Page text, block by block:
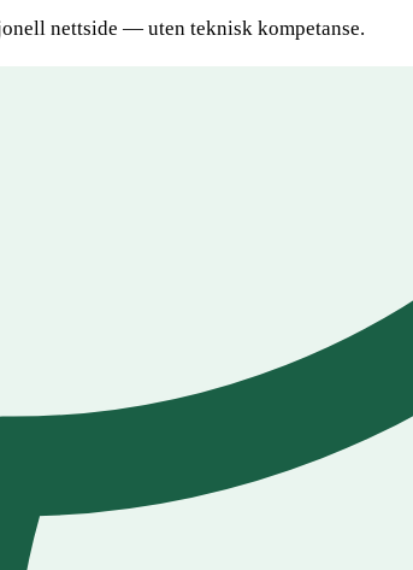
nettside — uten teknisk kompetanse.